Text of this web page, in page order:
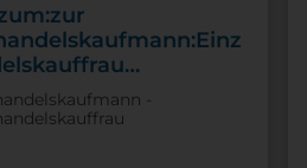
Lebensmittel
-